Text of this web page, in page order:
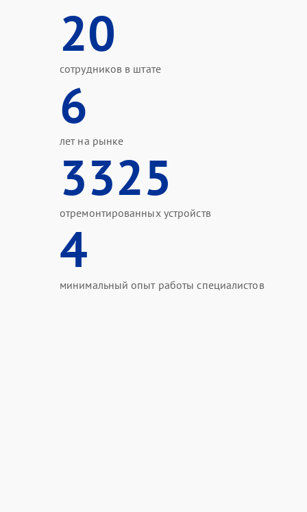
20
сотрудников в штате
6
лет на рынке
3325
отремонтированных устройств
4
минимальный опыт работы специалистов